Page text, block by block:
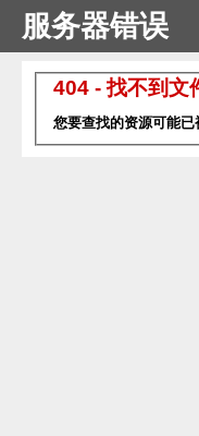
服务器错误
404 - 找不到文
您要查找的资源可能已